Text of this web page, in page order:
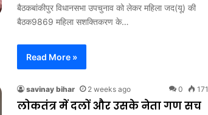
बैठकबांकीपुर विधानसभा उपचुनाव को लेकर महिला जद(यू) की
बैठक9869 महिला सशक्तिकरण के…
Read More »
savinay bihar 2 weeks ago 0 171
लोकतंत्र में दलों और उसके नेता गण सच